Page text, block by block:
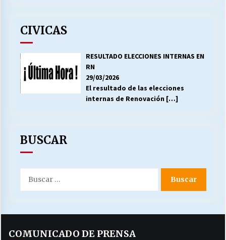
CIVICAS
RESULTADO ELECCIONES INTERNAS EN
RN
29/03/2026
El resultado de las elecciones
internas de Renovación […]
BUSCAR
por:
COMUNICADO DE PRENSA